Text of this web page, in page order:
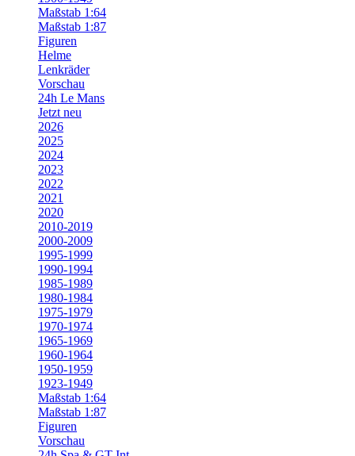
Maßstab 1:64
Maßstab 1:87
Figuren
Helme
Lenkräder
Vorschau
24h Le Mans
Jetzt neu
2026
2025
2024
2023
2022
2021
2020
2010-2019
2000-2009
1995-1999
1990-1994
1985-1989
1980-1984
1975-1979
1970-1974
1965-1969
1960-1964
1950-1959
1923-1949
Maßstab 1:64
Maßstab 1:87
Figuren
Vorschau